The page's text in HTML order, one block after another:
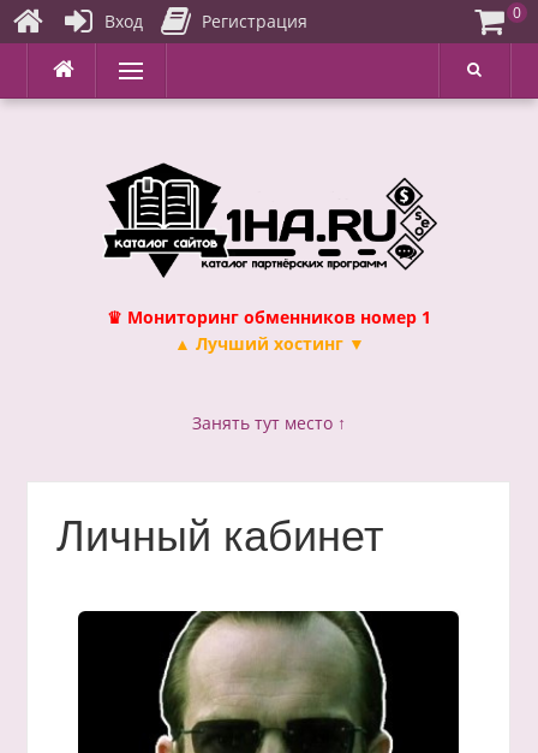
Перейти
содержимому
Меню
♛ Мониторинг обменников номер 1
▲ Лучший хостинг ▼
Занять тут место ↑
Личный кабинет
Вход Регистрация 0